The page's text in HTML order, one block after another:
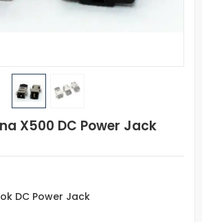
X500 DC Power Jack
DC Power Jack